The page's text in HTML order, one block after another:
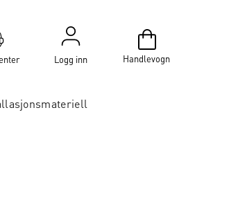
Logg inn Handlevogn